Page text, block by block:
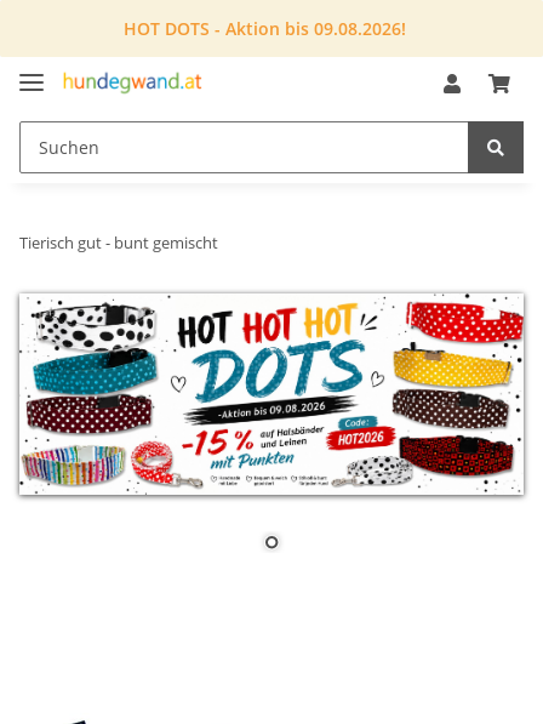
HOT DOTS - Aktion bis 09.08.2026!
Tierisch gut - bunt gemischt